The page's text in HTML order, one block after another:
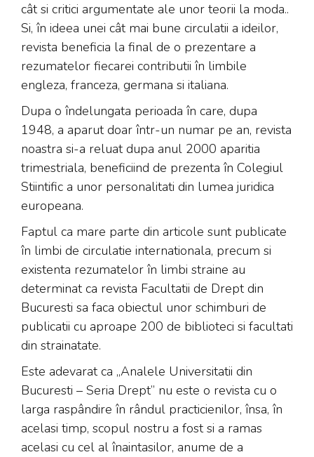
cât si critici argumentate ale unor teorii la moda..
Si, în ideea unei cât mai bune circulatii a ideilor,
revista beneficia la final de o prezentare a
rezumatelor fiecarei contributii în limbile
engleza, franceza, germana si italiana.
Dupa o îndelungata perioada în care, dupa
1948, a aparut doar într-un numar pe an, revista
noastra si-a reluat dupa anul 2000 aparitia
trimestriala, beneficiind de prezenta în Colegiul
Stiintific a unor personalitati din lumea juridica
europeana.
Faptul ca mare parte din articole sunt publicate
în limbi de circulatie internationala, precum si
existenta rezumatelor în limbi straine au
determinat ca revista Facultatii de Drept din
Bucuresti sa faca obiectul unor schimburi de
publicatii cu aproape 200 de biblioteci si facultati
din strainatate.
Este adevarat ca „Analele Universitatii din
Bucuresti – Seria Drept” nu este o revista cu o
larga raspândire în rândul practicienilor, însa, în
acelasi timp, scopul nostru a fost si a ramas
acelasi cu cel al înaintasilor, anume de a